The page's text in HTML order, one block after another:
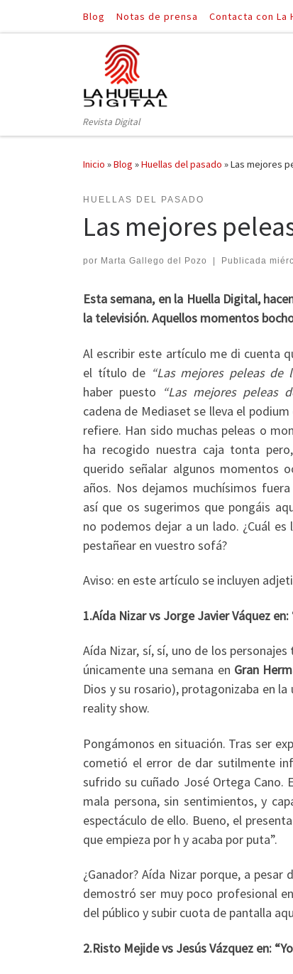
Saltar al contenido
Blog Notas de prensa Contacta con La
Revista Digital
Inicio »Blog »Huellas del pasado »Las mejores
HUELLAS DEL PASADO
Las mejores
por Marta Gallego del Pozo Publicada
Esta semana, en la Huella Digital,
la televisión. Aquellos momentos
Al escribir este artículo me di cuenta
el título de “Las mejores peleas de
haber puesto “Las mejores peleas
cadena de Mediaset se lleva el
refiere. Han sido muchas peleas o
ha recogido nuestra caja tonta
querido señalar algunos momentos
años. Nos dejamos muchísimos
así que os sugerimos que pongáis
no podemos dejar a un lado. ¿Cuál
pestañear en vuestro sofá?
Aviso: en este artículo se incluyen
1.Aída Nizar vs Jorge Javier Váquez
Aída Nizar, sí, sí, uno de los
únicamente una semana en Gran
Dios y su rosario), protagonizaba en
reality show.
Pongámonos en situación. Tras ser
cometió el error de dar sutilmente
sufrido su cuñado José Ortega Cano.
mala persona, sin sentimientos, y
espectáculo de ello. Bueno, el
que empieza por h y acaba por puta”.
¿Ganador? Aída Nizar porque, a
demostró ser muy poco profesional
del público y subir cuota de pantalla
2.Risto Mejide vs Jesús Vázquez en: